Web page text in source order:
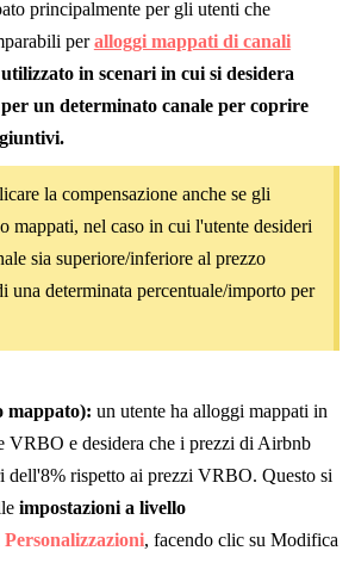
principalmente per gli utenti che
peralloggi mappati di canali
utilizzato in scenari in cui si desidera
un determinato canale per coprire
.
la compensazione anche se gli
mappati, nel caso in cui l'utente desideri
sia superiore/inferiore al prezzo
una determinata percentuale/importo per
mappato): un utente ha alloggi mappati in
VRBO e desidera che i prezzi di Airbnb
dell'8% rispetto ai prezzi VRBO. Questo si
impostazioni a livello
, facendo clic su Modifica